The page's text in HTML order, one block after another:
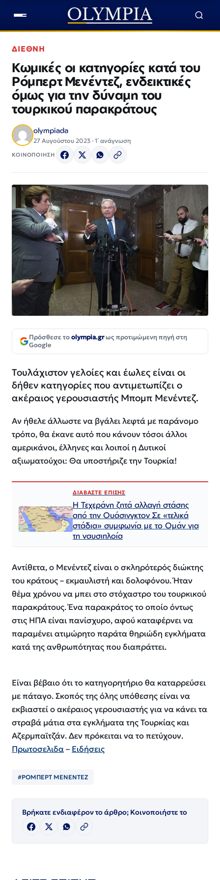
ΔΙΕΘΝΗ
Κωμικές οι κατηγορίες κατά του
Ρόμπερτ Μενέντεζ, ενδεικτικές
όμως για την δύναμη του
τουρκικού παρακράτους
olympiada
27 Αυγούστου 2023 · 1΄ ανάγνωση
ΚΟΙΝΟΠΟΙΗΣΗ
Πρόσθεσε τοolympia.grως προτιμώμενη πηγή στη
Google
Τουλάχιστον γελοίες και έωλες είναι οι
δήθεν κατηγορίες που αντιμετωπίζει ο
ακέραιος γερουσιαστής Μπομπ Μενέντεζ.
Αν ήθελε άλλωστε να βγάλει λεφτά με παράνομο
τρόπο, θα έκανε αυτό που κάνουν τόσοι άλλοι
αμερικάνοι, έλληνες και λοιποί η Δυτικοί
αξιωματούχοι: Θα υποστήριζε την Τουρκία!
ΔΙΑΒΑΣΤΕ ΕΠΙΣΗΣ
Η Τεχεράνη ζητά αλλαγή στάσης
από την Ουάσινγκτον Σε «τελικά
στάδια» συμφωνία με το Ομάν για
τη ναυσιπλοία
Αντίθετα, ο Μενέντεζ είναι ο σκληρότερός διώκτης
του κράτους – εκμαυλιστή και δολοφόνου. Ήταν
θέμα χρόνου να μπει στο στόχαστρο του τουρκικού
παρακράτους. Ένα παρακράτος το οποίο όντως
στις ΗΠΑ είναι πανίσχυρο, αφού καταφέρνει να
παραμένει ατιμώρητο παράτα θηριώδη εγκλήματα
κατά της ανθρωπότητας που διαπράττει.
Είναι βέβαιο ότι το κατηγορητήριο θα καταρρεύσει
με πάταγο. Σκοπός της όλης υπόθεσης είναι να
εκβιαστεί ο ακέραιος γερουσιαστής για να κάνει τα
στραβά μάτια στα εγκλήματα της Τουρκίας και
Αζερμπαϊτζάν. Δεν πρόκειται να το πετύχουν.
Πρωτοσελιδα– Ειδήσεις
#ΡΟΜΠΕΡΤ ΜΕΝΕΝΤΕΖ
Βρήκατε ενδιαφέρον το άρθρο; Κοινοποιήστε το